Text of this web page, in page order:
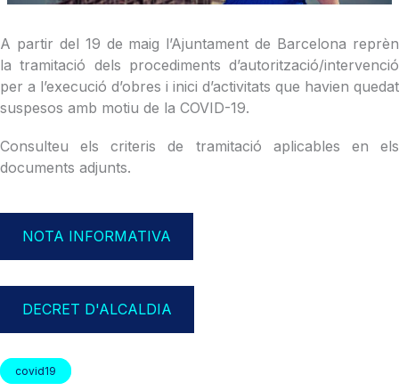
A partir del 19 de maig l’Ajuntament de Barcelona reprèn
la tramitació dels procediments d’autorització/intervenció
per a l’execució d’obres i inici d’activitats que havien quedat
suspesos amb motiu de la COVID-19.
Consulteu els criteris de tramitació aplicables en els
documents adjunts.
NOTA INFORMATIVA
DECRET D'ALCALDIA
covid19